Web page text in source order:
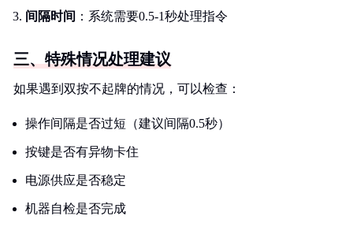
间隔时间 ：系统需要0.5-1秒处理指令
三、特殊情况处理建议
如果遇到双按不起牌的情况，可以检查：
操作间隔是否过短（建议间隔0.5秒）
按键是否有异物卡住
电源供应是否稳定
机器自检是否完成